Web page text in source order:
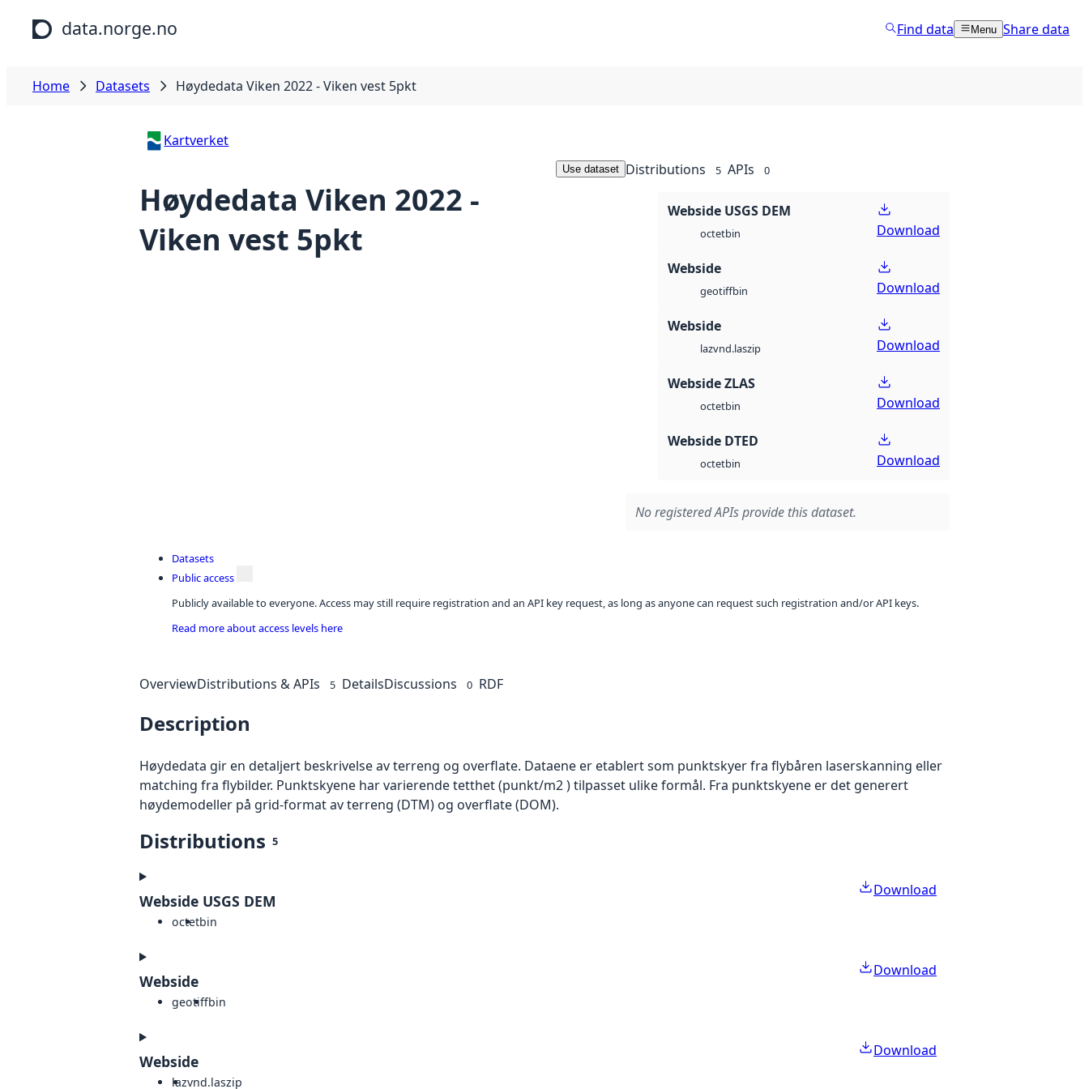
Skip to main content
data.norge.no Find data Menu Share data
Home Datasets Høydedata Viken 2022 - Viken vest 5pkt
Kartverket
Høydedata Viken 2022 -
Viken vest 5pkt
Use dataset Distributions 5 APIs 0
Webside USGS DEM
octetbin Download
Webside
geotiffbin Download
Webside
lazvnd.laszip Download
Webside ZLAS
octetbin Download
Webside DTED
octetbin Download
No registered APIs provide this dataset.
Datasets
Public access
Publicly available to everyone. Access may still require registration and an API key request, as long as anyone can request such registration and/or API keys.
Read more about access levels here
OverviewDistributions & APIs 5 DetailsDiscussions 0 RDF
Description
Høydedata gir en detaljert beskrivelse av terreng og overflate. Dataene er etablert som punktskyer fra flybåren laserskanning eller
matching fra flybilder. Punktskyene har varierende tetthet (punkt/m2 ) tilpasset ulike formål. Fra punktskyene er det generert
høydemodeller på grid-format av terreng (DTM) og overflate (DOM).
Distributions 5
Webside USGS DEM
octetbin
Download
Webside
geotiffbin
Download
Webside
lazvnd.laszip
Download